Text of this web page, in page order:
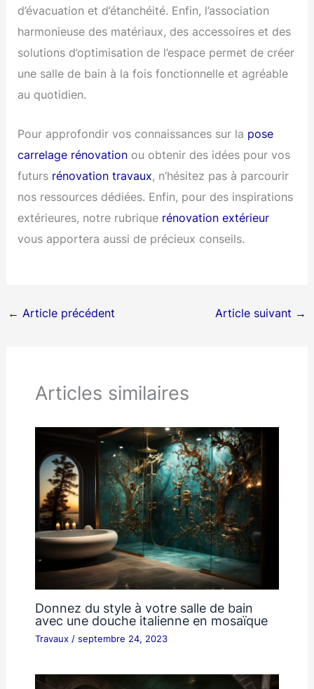
d’évacuation et d’étanchéité. Enfin, l’association
harmonieuse des matériaux, des accessoires et des
solutions d’optimisation de l’espace permet de créer
une salle de bain à la fois fonctionnelle et agréable
au quotidien.
Pour approfondir vos connaissances sur la pose
carrelage rénovation ou obtenir des idées pour vos
futurs rénovation travaux, n’hésitez pas à parcourir
nos ressources dédiées. Enfin, pour des inspirations
extérieures, notre rubrique rénovation extérieur
vous apportera aussi de précieux conseils.
← Article précédent Article suivant →
Articles similaires
Donnez du style à votre salle de bain
avec une douche italienne en mosaïque
Travaux/ septembre 24, 2023